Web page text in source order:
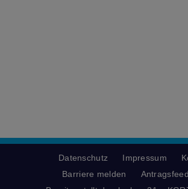
Datenschutz Impressum
Barriere melden